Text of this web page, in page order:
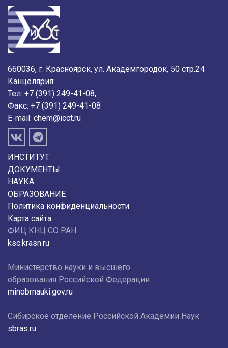
660036, г. Красноярск, ул. Академгородок, 50 стр.24
Канцелярия:
Тел: +7 (391) 249-41-08,
Факс: +7 (391) 249-41-08
E-mail: chem@icct.ru
ИНСТИТУТ
ДОКУМЕНТЫ
НАУКА
ОБРАЗОВАНИЕ
Политика конфиденциальности
Карта сайта
ФИЦ КНЦ СО РАН
ksc.krasn.ru
Министерство науки и высшего
образования Российской Федерации
minobrnauki.gov.ru
Сибирское отделение Российской Академии Наук
sbras.ru